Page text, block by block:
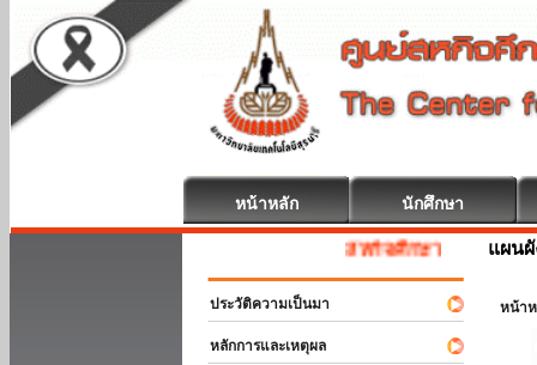
หน้าหลัก นักศึกษา
สหกิจศึกษา ยินดีต้อนรับ
ประวัติความเป็นมา
หลักการและเหตุผล
แผนผั
หน้า